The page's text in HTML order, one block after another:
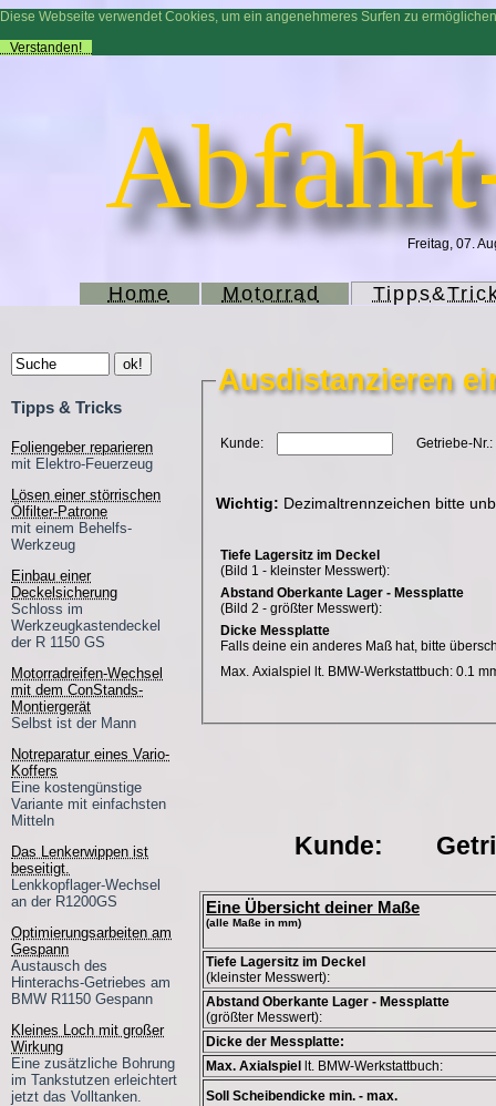
Diese Webseite verwendet Cookies, um ein angenehmeres Surfen zu
Verstanden!
Freitag, 07.
Home Motorrad
Tipps & Tricks
Foliengeber reparieren
mit Elektro-Feuerzeug
Lösen einer störrischen
Ölfilter-Patrone
mit einem Behelfs-
Werkzeug
Einbau einer
Deckelsicherung
Schloss im
Werkzeugkastendeckel
der R 1150 GS
Motorradreifen-Wechsel
mit dem ConStands-
Montiergerät
Selbst ist der Mann
Notreparatur eines Vario-
Koffers
Eine kostengünstige
Variante mit einfachsten
Mitteln
Das Lenkerwippen ist
beseitigt.
Lenkkopflager-Wechsel
an der R1200GS
Optimierungsarbeiten am
Gespann
Austausch des
Hinterachs-Getriebes am
BMW R1150 Gespann
Kleines Loch mit großer
Wirkung
Eine zusätzliche Bohrung
im Tankstutzen erleichtert
jetzt das Volltanken.
Ausdistanzieren
Kunde: Getriebe-Nr.:
Wichtig: Dezimaltrennzeichen bitte
Tiefe Lagersitz im Deckel
(Bild 1 - kleinster Messwert):
Abstand Oberkante Lager - Messplatte
(Bild 2 - größter Messwert):
Dicke Messplatte
Falls deine ein anderes Maß hat, bitte
Max. Axialspiel lt. BMW-Werkstattbuch: 0.1
Kunde:
Eine Übersicht deiner Maße
(alle Maße in mm)
Tiefe Lagersitz im Deckel
(kleinster Messwert):
Abstand Oberkante Lager - Messplatte
(größter Messwert):
Dicke der Messplatte:
Max. Axialspiel lt. BMW-Werkstattbuch:
Soll Scheibendicke min. - max.